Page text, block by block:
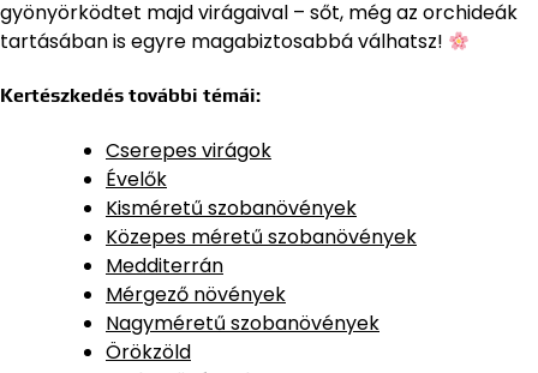
gyönyörködtet majd virágaival – sőt, még az orchideák
tartásában is egyre magabiztosabbá válhatsz!
Kertészkedés további témái:
Cserepes virágok
Évelők
Kisméretű szobanövények
Közepes méretű szobanövények
Medditerrán
Mérgező növények
Nagyméretű szobanövények
Örökzöld